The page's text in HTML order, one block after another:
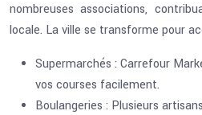
nombreuses associations,
locale. La ville se transforme pour
Supermarchés : Carrefour
vos courses facilement.
Boulangeries : Plusieurs